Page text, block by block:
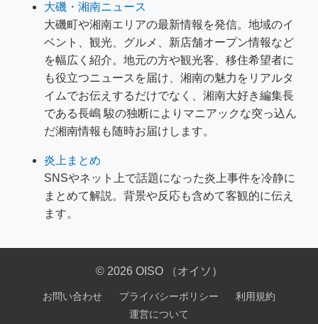
大磯・湘南ニュース
大磯町や湘南エリアの最新情報を発信。地域のイ
ベント、観光、グルメ、新店舗オープン情報など
を幅広く紹介。地元の方や観光客、移住希望者に
も役立つニュースを届け、湘南の魅力をリアルタ
イムでお伝えするだけでなく、湘南大好き編集長
である長嶋 駿の独断によりマニアックな突っ込ん
だ湘南情報も随時お届けします。
炎上まとめ
SNSやネット上で話題になった炎上事件を冷静に
まとめて解説。背景や反応も含めて客観的に伝え
ます。
© 2026 OISO （オイソ）
お問い合わせ プライバシーポリシー
利用規約
運営について